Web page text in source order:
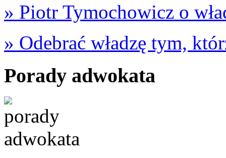
» Piotr Tymochowicz o
» Odebrać władzę tym,
Porady adwokata